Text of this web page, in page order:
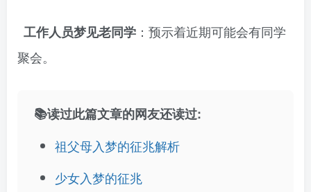
工作人员梦见老同学 ：预示着近期可能会有同学
聚会。
📚读过此篇文章的网友还读过:
祖父母入梦的征兆解析
少女入梦的征兆